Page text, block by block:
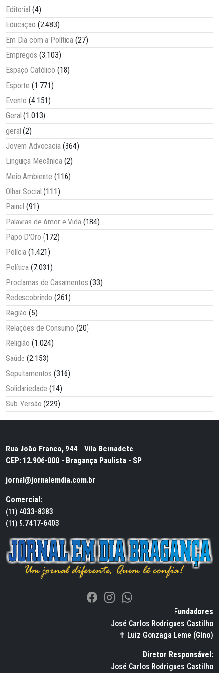
Editorial (4)
Educação (2.483)
Em Dia com a Política (27)
Empregos (3.103)
Espaço Católico (18)
Esporte (1.771)
Evento (4.151)
Geral (1.013)
geral (2)
Jovem Advocacia (364)
Linguiça Mecânica (2)
Meio Ambiente (116)
Olhar Social (111)
Painel (91)
Palavras de Amor e Vida (184)
Papo D'Oro (172)
Polícia (1.421)
Política (7.031)
Proclamas de Casamentos (33)
Redescobrindo (261)
Região (5)
Relações de Consumo (20)
Religião (1.024)
Saúde (2.153)
Sepultamentos (316)
Solidariedade (14)
Sub-Versão (229)
Rua João Franco, 944 - Vila Bernadete
CEP: 12.906-000 - Bragança Paulista - SP
jornal@jornalemdia.com.br
Comercial:
(11) 4033-8383
(11) 9.7417-6403
Fundadores
José Carlos Rodrigues Castilho
✝ Luiz Gonzaga Leme (Gino)
Diretor Responsável:
José Carlos Rodrigues Castilho